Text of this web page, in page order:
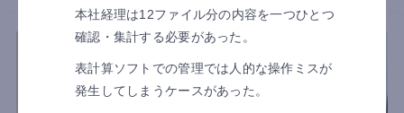
本社経理は12ファイル分の内容を一つひとつ
確認・集計する必要があった。
表計算ソフトでの管理では人的な操作ミスが
発生してしまうケースがあった。